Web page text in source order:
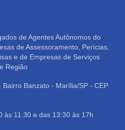
de Agentes Autônomos do
de Assessoramento, Perícias,
e de Empresas de Serviços
Região
Bairro Banzato - Marília/SP - CEP
às 11:30 e das 13:30 às 17h